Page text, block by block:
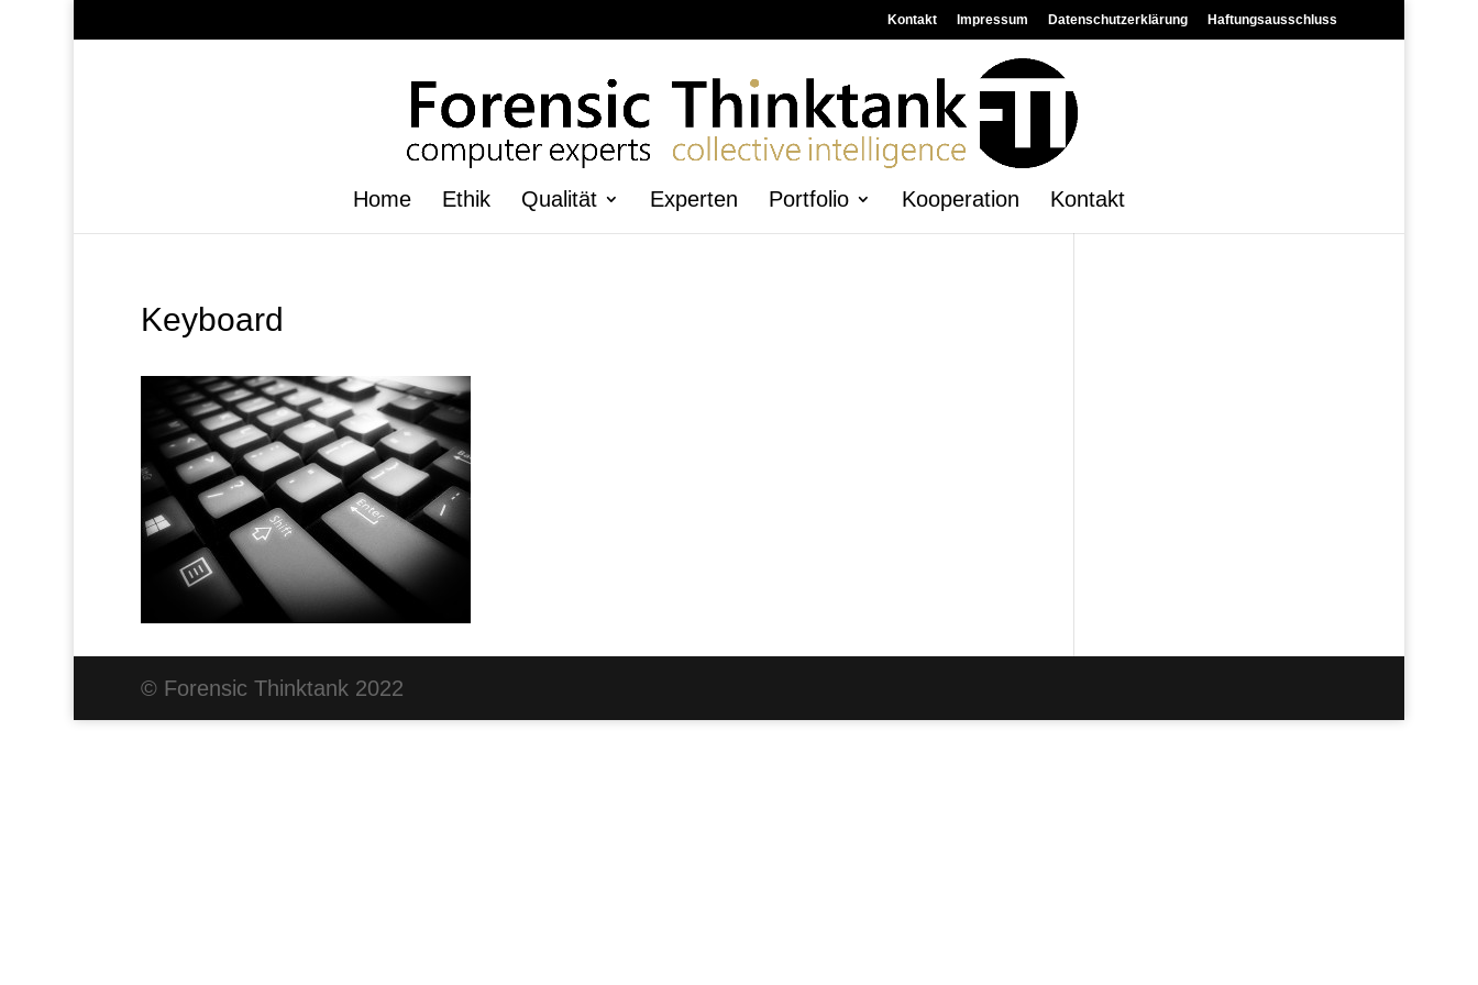
Kontakt Impressum Datenschutzerklärung Haftungsausschluss
Home Ethik Qualität Experten Portfolio Kooperation Kontakt
Keyboard
© Forensic Thinktank 2022